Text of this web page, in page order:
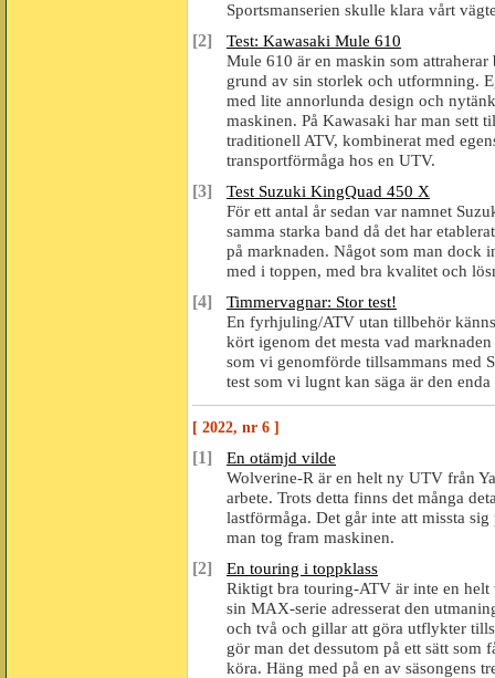
Sportsmanserien skulle klara vårt
[2]
Test: Kawasaki Mule 610
Mule 610 är en maskin som
grund av sin storlek och utformning.
med lite annorlunda design och
maskinen. På Kawasaki har man sett
traditionell ATV, kombinerat med
transportförmåga hos en UTV.
[3]
Test Suzuki KingQuad 450 X
För ett antal år sedan var namnet
samma starka band då det har
på marknaden. Något som man dock
med i toppen, med bra kvalitet och
[4]
Timmervagnar: Stor test!
En fyrhjuling/ATV utan tillbehör
kört igenom det mesta vad
som vi genomförde tillsammans med
test som vi lugnt kan säga är den
[ 2022, nr 6 ]
[1]
En otämjd vilde
Wolverine-R är en helt ny UTV från
arbete. Trots detta finns det många
lastförmåga. Det går inte att missta
man tog fram maskinen.
[2]
En touring i toppklass
Riktigt bra touring-ATV är inte en helt
sin MAX-serie adresserat den
och två och gillar att göra utflykter
gör man det dessutom på ett sätt som
köra. Häng med på en av säsongens